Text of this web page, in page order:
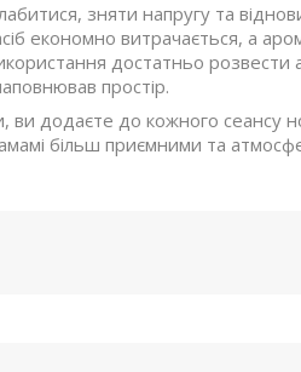
зняти напругу та
економно витрачається, а
достатньо
простір.
додаєте до кожного сеансу
більш приємними та